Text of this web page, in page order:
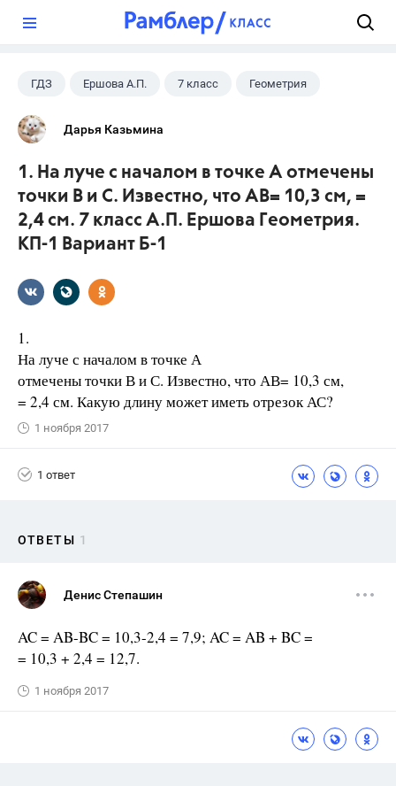
ГДЗ Ершова А.П. 7 класс Геометрия
Дарья Казьмина
1. На луче с началом в точке А отмечены
точки В и С. Известно, что АВ= 10,3 см, =
2,4 см. 7 класс А.П. Ершова Геометрия.
КП-1 Вариант Б-1
1.
На луче с началом в точке А
отмечены точки В и С. Известно, что АВ= 10,3 см,
= 2,4 см. Какую длину может иметь отрезок АС?
1 ноября 2017
1 ответ
ОТВЕТЫ 1
Денис Степашин
AC = AB-BC = 10,3-2,4 = 7,9; AC = AB + BC =
= 10,3 + 2,4 = 12,7.
1 ноября 2017